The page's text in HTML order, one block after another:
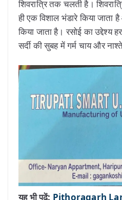
शिवरात्रि तक चलती है।
ही एक विशाल भंडारे किया जाता
किया जाता है। रसोई का उद्देश्य
सर्दी की सुबह में गर्म चाय और
यह भी पढ़ें: Pithoragarh